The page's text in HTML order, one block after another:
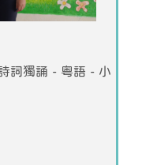
詞獨誦 - 粤語 - 小